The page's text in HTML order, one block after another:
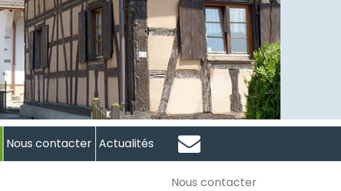
Nous contacter Actualités
Nous contacter